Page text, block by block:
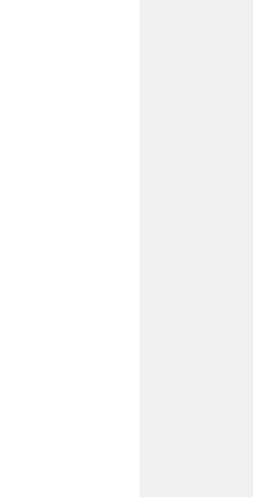
une nouvelle fenêtre)
un autre site)
fenêtre)
site)